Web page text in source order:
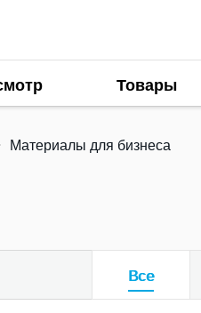
Товары
Материалы для бизнеса
Все